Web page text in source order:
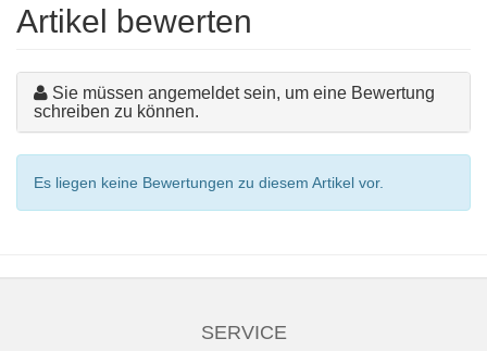
Artikel bewerten
Sie müssen angemeldet sein, um eine Bewertung
schreiben zu können.
Es liegen keine Bewertungen zu diesem Artikel vor.
SERVICE